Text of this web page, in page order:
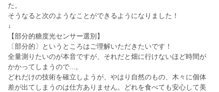
た。
そうなると次のようなことができるようになりました！
↓
【部分的糖度光センサー選別】
〔部分的〕というところはご理解いただきたいです！
全量測りたいのが本音ですが、それだと畑に行けないほど時間が
かかってしまうので...。
どれだけの技術を確立しようが、やはり自然のもの、木々に個体
差が出てしまうのは仕方ありません。どれを食べても安心して美